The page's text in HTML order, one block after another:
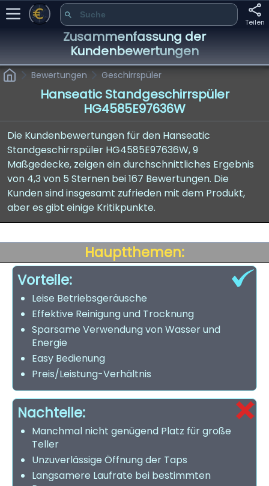
Teilen
Zusammenfassung der
Kundenbewertungen
Bewertungen Geschirrspüler
Hanseatic Standgeschirrspüler
HG4585E97636W
Die Kundenbewertungen für den Hanseatic
Standgeschirrspüler HG4585E97636W, 9
Maßgedecke, zeigen ein durchschnittliches Ergebnis
von 4,3 von 5 Sternen bei 167 Bewertungen. Die
Kunden sind insgesamt zufrieden mit dem Produkt,
aber es gibt einige Kritikpunkte.
Hauptthemen:
Vorteile:
Leise Betriebsgeräusche
Effektive Reinigung und Trocknung
Sparsame Verwendung von Wasser und
Energie
Easy Bedienung
Preis/Leistung-Verhältnis
Nachteile:
Manchmal nicht genügend Platz für große
Teller
Unzuverlässige Öffnung der Taps
Langsamere Laufrate bei bestimmten